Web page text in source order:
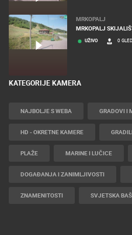
MRKOPALJ
MRKOPALJ
UŽIVO 0
KATEGORIJE KAMERA
NAJBOLJE S WEBA GRADOVI I
HD - OKRETNE KAMERE
PLAŽE MARINE I LUČICE
DOGAĐANJA I ZANIMLJIVOSTI
ZNAMENITOSTI SVJETSKA